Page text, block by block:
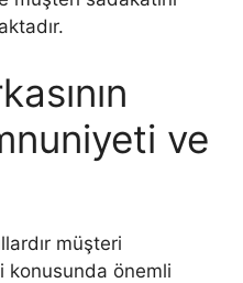
ve
müşteri
konusunda önemli